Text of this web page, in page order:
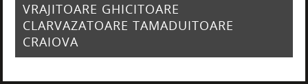
VRAJITOARE GHICITOARE
CLARVAZATOARE TAMADUITOARE
CRAIOVA